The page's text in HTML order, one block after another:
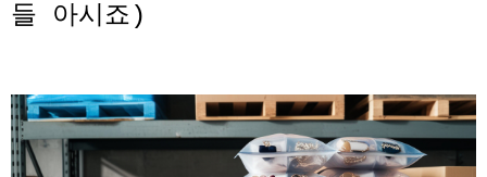
들 아시죠)